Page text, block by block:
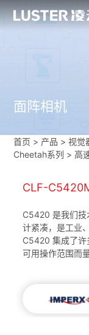
面阵相机
首页 > 产品 > 视觉
Cheetah系列 >高
CLF-
C5420 是我们技
计紧凑，是工业
C5420 集成了许
可用操作范围而